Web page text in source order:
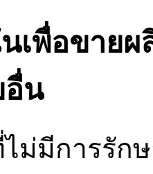
นเพื่อขาย
อื่น
ม่มีการรัก